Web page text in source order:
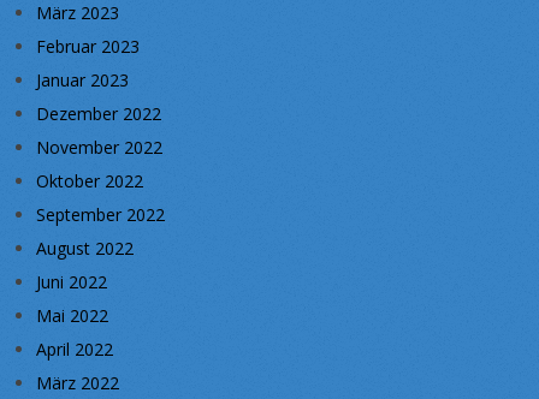
März 2023
Februar 2023
Januar 2023
Dezember 2022
November 2022
Oktober 2022
September 2022
August 2022
Juni 2022
Mai 2022
April 2022
März 2022